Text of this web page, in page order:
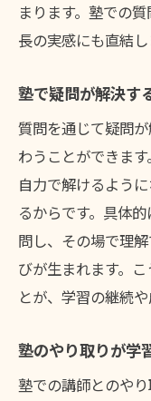
まります。塾での
長の実感にも直結し
塾で疑問が解決す
質問を通じて疑問
わうことができま
自力で解けるよう
るからです。具体
問し、その場で理
びが生まれます。
とが、学習の継続
塾のやり取りが学
塾での講師とのや